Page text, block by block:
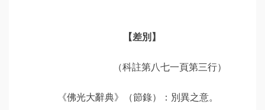
【差別】
（科註第八七一頁第三行）
《佛光大辭典》（節錄）：別異之意。